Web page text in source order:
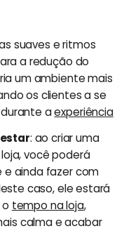
suaves e ritmos
a redução do
um ambiente mais
os clientes a se
aexperiência
: ao criar uma
você poderá
e ainda fazer com
caso, ele estará
tempo na loja,
calma e acabar